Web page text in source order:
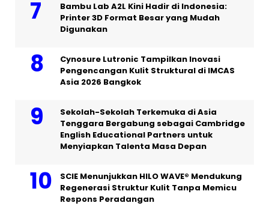
Bambu Lab A2L Kini Hadir di Indonesia:
Printer 3D Format Besar yang Mudah
Digunakan
Cynosure Lutronic Tampilkan Inovasi
Pengencangan Kulit Struktural di IMCAS
Asia 2026 Bangkok
Sekolah-Sekolah Terkemuka di Asia
Tenggara Bergabung sebagai Cambridge
English Educational Partners untuk
Menyiapkan Talenta Masa Depan
SCIE Menunjukkan HILO WAVE® Mendukung
Regenerasi Struktur Kulit Tanpa Memicu
Respons Peradangan